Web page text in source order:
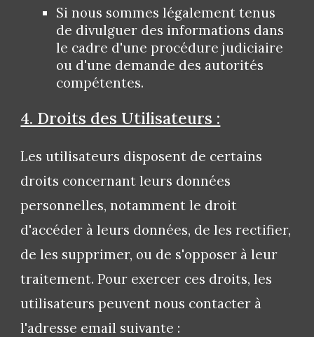
Si nous sommes légalement tenus
de divulguer des informations dans
le cadre d'une procédure judiciaire
ou d'une demande des autorités
compétentes.
4. Droits des Utilisateurs :
Les utilisateurs disposent de certains
droits concernant leurs données
personnelles, notamment le droit
d'accéder à leurs données, de les rectifier,
de les supprimer, ou de s'opposer à leur
traitement. Pour exercer ces droits, les
utilisateurs peuvent nous contacter à
l'adresse email suivante :